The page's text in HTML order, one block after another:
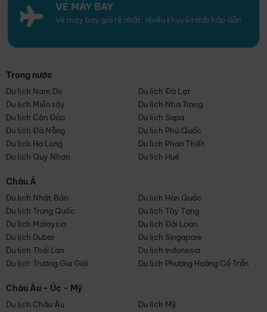
VÉ MÁY BAY
Vé máy bay giá rẻ nhất, nhiều khuyến mãi hấp dẫn
Trong nước
Du lịch Nam Du
Du lịch Đà Lạt
Du lịch Miền tây
Du lịch Nha Trang
Du lịch Côn Đảo
Du lịch Sapa
Du lịch Đà Nẵng
Du lịch Phú Quốc
Du lịch Hạ Long
Du lịch Phan Thiết
Du lịch Quy Nhơn
Du lịch Huế
Châu Á
Du lịch Nhật Bản
Du lịch Hàn Quốc
Du lịch Trung Quốc
Du lịch Tây Tạng
Du lịch Malaysia
Du lịch Đài Loan
Du lịch Dubai
Du lịch Singapore
Du lịch Thái Lan
Du lịch Indonesia
Du lịch Trương Gia Giới
Du lịch Phượng Hoàng Cổ Trấn
Châu Âu - Úc - Mỹ
Du lịch Châu Âu
Du lịch Mỹ